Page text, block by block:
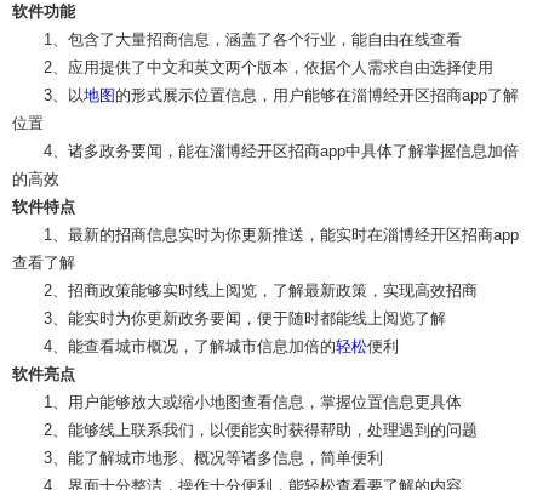
软件功能
1、包含了大量招商信息，涵盖了各个行业，能自由在线查看
2、应用提供了中文和英文两个版本，依据个人需求自由选择使用
3、以地图的形式展示位置信息，用户能够在淄博经开区招商app了解
位置
4、诸多政务要闻，能在淄博经开区招商app中具体了解掌握信息加倍
的高效
软件特点
1、最新的招商信息实时为你更新推送，能实时在淄博经开区招商app
查看了解
2、招商政策能够实时线上阅览，了解最新政策，实现高效招商
3、能实时为你更新政务要闻，便于随时都能线上阅览了解
4、能查看城市概况，了解城市信息加倍的轻松便利
软件亮点
1、用户能够放大或缩小地图查看信息，掌握位置信息更具体
2、能够线上联系我们，以便能实时获得帮助，处理遇到的问题
3、能了解城市地形、概况等诸多信息，简单便利
4、界面十分整洁，操作十分便利，能轻松查看要了解的内容